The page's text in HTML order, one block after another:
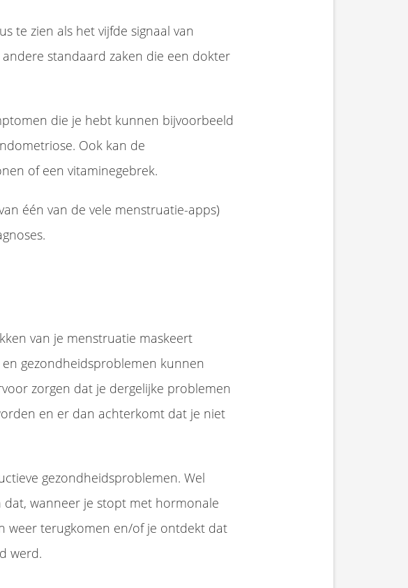
te zien als het vijfde signaal van
standaard zaken die een dokter
die je hebt kunnen bijvoorbeeld
Ook kan de
of een vitaminegebrek.
één van de vele menstruatie-apps)
van je menstruatie maskeert
gezondheidsproblemen kunnen
zorgen dat je dergelijke problemen
en er dan achterkomt dat je niet
gezondheidsproblemen. Wel
wanneer je stopt met hormonale
weer terugkomen en/of je ontdekt dat
werd.